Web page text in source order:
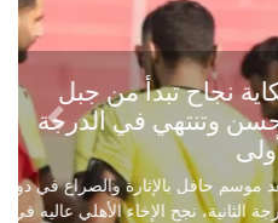
من جبل
الدرجة
والصراع في دوري
الأهلي عاليه في
Next